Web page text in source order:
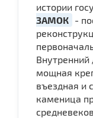
истории
ЗАМОК -
Внутренний
мощная
въездная и
каменица